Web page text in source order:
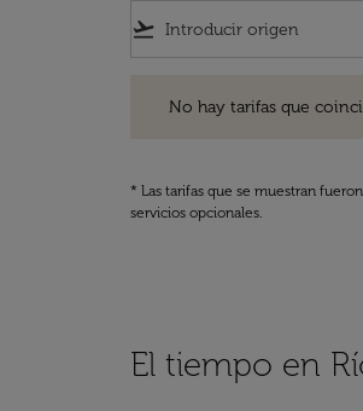
flight_takeoff
No hay tarifas que
* Las tarifas que se muestran
servicios opcionales.
El tiempo en